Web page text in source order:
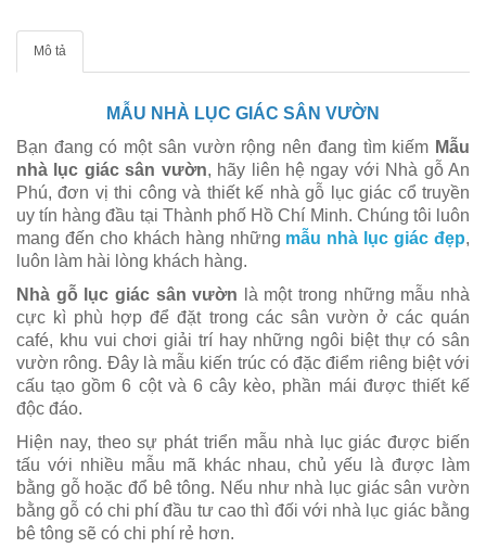
Mô tả
MẪU NHÀ LỤC GIÁC SÂN VƯỜN
Bạn đang có một sân vườn rộng nên đang tìm kiếm Mẫu
nhà lục giác sân vườn, hãy liên hệ ngay với Nhà gỗ An
Phú, đơn vị thi công và thiết kế nhà gỗ lục giác cổ truyền
uy tín hàng đầu tại Thành phố Hồ Chí Minh. Chúng tôi luôn
mang đến cho khách hàng những mẫu nhà lục giác đẹp,
luôn làm hài lòng khách hàng.
Nhà gỗ lục giác sân vườn là một trong những mẫu nhà
cực kì phù hợp để đặt trong các sân vườn ở các quán
café, khu vui chơi giải trí hay những ngôi biệt thự có sân
vườn rông. Đây là mẫu kiến trúc có đặc điểm riêng biệt với
cấu tạo gồm 6 cột và 6 cây kèo, phần mái được thiết kế
độc đáo.
Hiện nay, theo sự phát triển mẫu nhà lục giác được biến
tấu với nhiều mẫu mã khác nhau, chủ yếu là được làm
bằng gỗ hoặc đổ bê tông. Nếu như nhà lục giác sân vườn
bằng gỗ có chi phí đầu tư cao thì đối với nhà lục giác bằng
bê tông sẽ có chi phí rẻ hơn.